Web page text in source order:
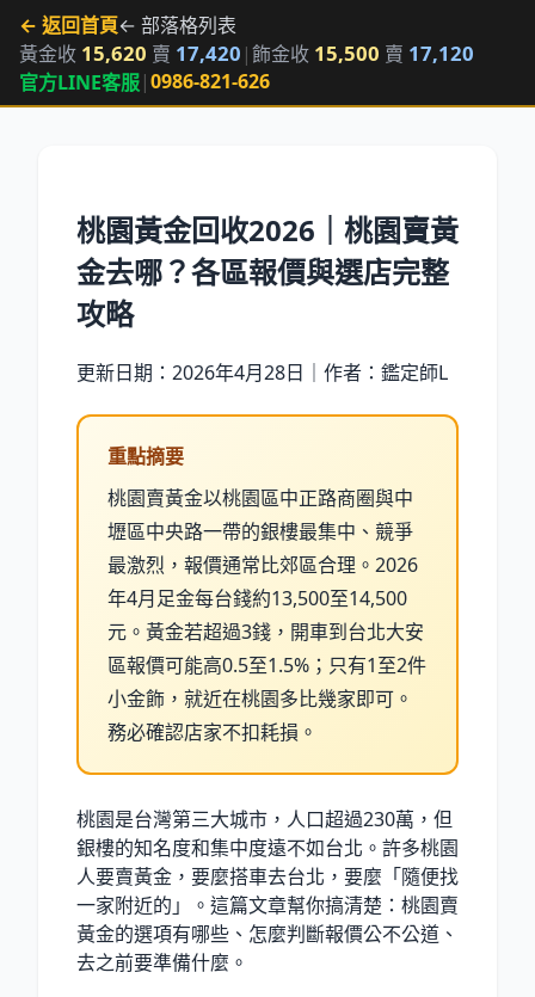
← 返回首頁← 部落格列表
黃金收 15,620 賣 17,420 |飾金收 15,500 賣 17,120
官方LINE客服|0986-821-626
桃園黃金回收2026｜桃園賣黃
金去哪？各區報價與選店完整
攻略
更新日期：2026年4月28日｜作者：鑑定師L
重點摘要
桃園賣黃金以桃園區中正路商圈與中
壢區中央路一帶的銀樓最集中、競爭
最激烈，報價通常比郊區合理。2026
年4月足金每台錢約13,500至14,500
元。黃金若超過3錢，開車到台北大安
區報價可能高0.5至1.5%；只有1至2件
小金飾，就近在桃園多比幾家即可。
務必確認店家不扣耗損。
桃園是台灣第三大城市，人口超過230萬，但
銀樓的知名度和集中度遠不如台北。許多桃園
人要賣黃金，要麼搭車去台北，要麼「隨便找
一家附近的」。這篇文章幫你搞清楚：桃園賣
黃金的選項有哪些、怎麼判斷報價公不公道、
去之前要準備什麼。